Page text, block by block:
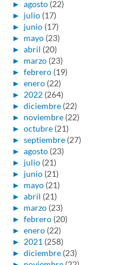
► agosto (22)
► julio (17)
► junio (17)
► mayo (23)
► abril (20)
► marzo (23)
► febrero (19)
► enero (22)
► 2022 (264)
► diciembre (22)
► noviembre (22)
► octubre (21)
► septiembre (27)
► agosto (23)
► julio (21)
► junio (21)
► mayo (21)
► abril (21)
► marzo (23)
► febrero (20)
► enero (22)
► 2021 (258)
► diciembre (23)